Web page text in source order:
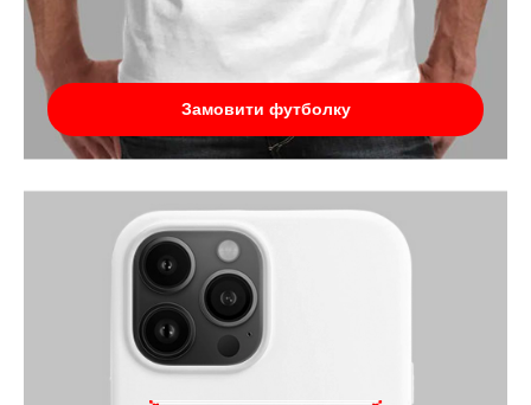
Замовити футболку